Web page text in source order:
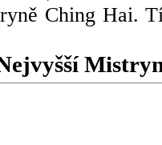
Ching Hai.